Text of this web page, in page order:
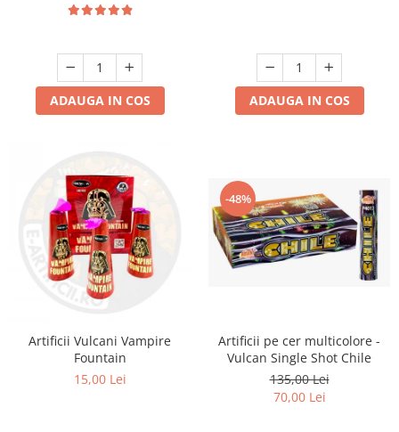
ADAUGA IN COS ADAUGA IN COS
Artificii Vulcani Vampire
Fountain
15,00 Lei
-48%
Artificii pe cer multicolore -
Vulcan Single Shot Chile
135,00 Lei
70,00 Lei